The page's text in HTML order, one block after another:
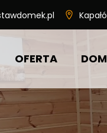
OFERTA
DOM
DOM